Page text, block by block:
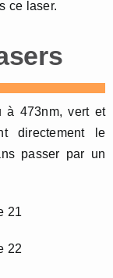
ce laser.
à 473nm, vert et
directement le
passer par un